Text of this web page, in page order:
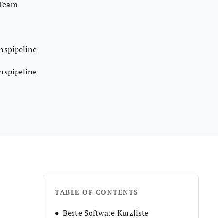
TABLE OF CONTENTS
Beste Software Kurzliste